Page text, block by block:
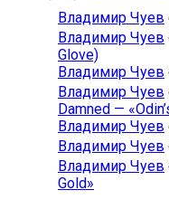
Владимир Чуев
Владимир Чуев
Glove)
Владимир Чуев
Владимир Чуев
Damned —
Владимир Чуев
Владимир Чуев
Владимир Чуев
Gold»